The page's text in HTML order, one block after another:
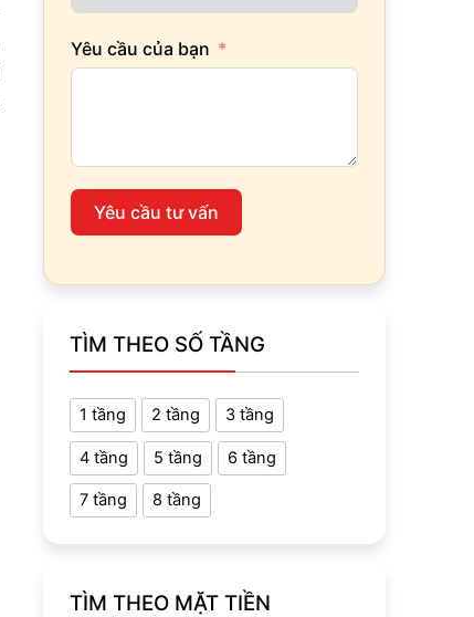
Yêu cầu của bạn
Yêu cầu tư vấn
TÌM THEO SỐ TẦNG
1 tầng 2 tầng 3 tầng
4 tầng 5 tầng 6 tầng
7 tầng 8 tầng
TÌM THEO MẶT TIỀN